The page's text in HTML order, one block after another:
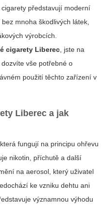
představují moderní
mnoha škodlivých látek,
výrobcích.
cigarety Liberec, jste na
vše potřebné o
použití těchto zařízení v
Liberec a jak
fungují na principu ohřevu
nikotin, příchutě a další
na aerosol, který uživatel
ke vzniku dehtu ani
významnou výhodu